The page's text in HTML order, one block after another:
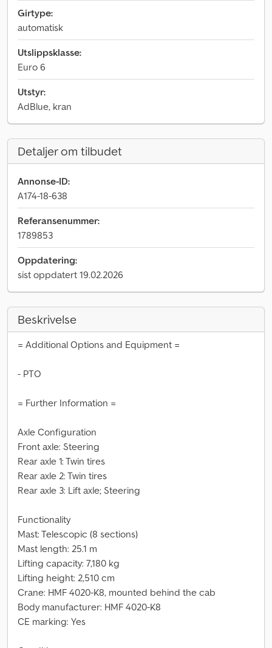
Girtype:
automatisk
Utslippsklasse:
Euro 6
Utstyr:
AdBlue, kran
Detaljer om tilbudet
Annonse-ID:
A174-18-638
Referansenummer:
1789853
Oppdatering:
sist oppdatert 19.02.2026
Beskrivelse
= Additional Options and Equipment =
- PTO
= Further Information =
Axle Configuration
Front axle: Steering
Rear axle 1: Twin tires
Rear axle 2: Twin tires
Rear axle 3: Lift axle; Steering
Functionality
Mast: Telescopic (8 sections)
Mast length: 25.1 m
Lifting capacity: 7,180 kg
Lifting height: 2,510 cm
Crane: HMF 4020-K8, mounted behind the cab
Body manufacturer: HMF 4020-K8
CE marking: Yes